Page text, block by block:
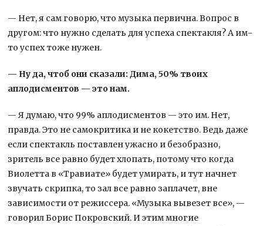
— Нет, я сам говорю, что музыка первична. Вопрос в
другом: что нужно сделать для успеха спектакля? А им-
то успех тоже нужен.
— Ну да, чтоб они сказали: Дима, 50% твоих
аплодисментов — это нам.
— Я думаю, что 99% аплодисментов — это им. Нет,
правда. Это не самокритика и не кокетство. Ведь даже
если спектакль поставлен ужасно и безобразно,
зритель все равно будет хлопать, потому что когда
Виолетта в «Травиате» будет умирать, и тут начнет
звучать скрипка, то зал все равно заплачет, вне
зависимости от режиссера. «Музыка вывезет все», —
говорил Борис Покровский. И этим многие